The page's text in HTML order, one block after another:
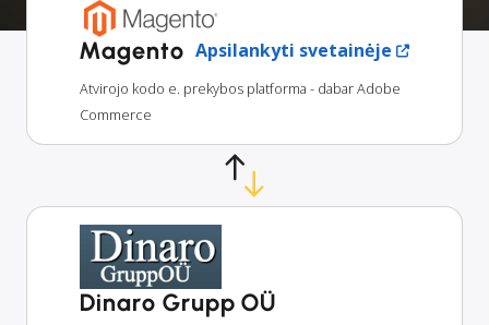
Magento Apsilankyti svetainėje
Atvirojo kodo e. prekybos platforma - dabar Adobe
Commerce
Dinaro Grupp OÜ